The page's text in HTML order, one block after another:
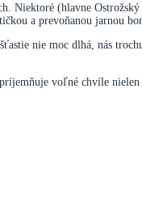
Niektoré (hlavne
a prevoňanou jarnou
nie moc dlhá, nás
voľné chvíle